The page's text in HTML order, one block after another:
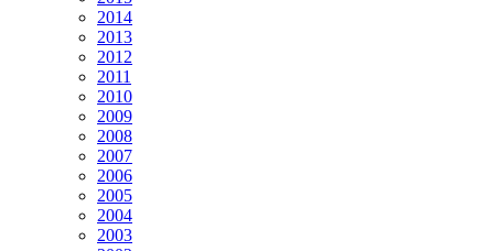
2014
2013
2012
2011
2010
2009
2008
2007
2006
2005
2004
2003